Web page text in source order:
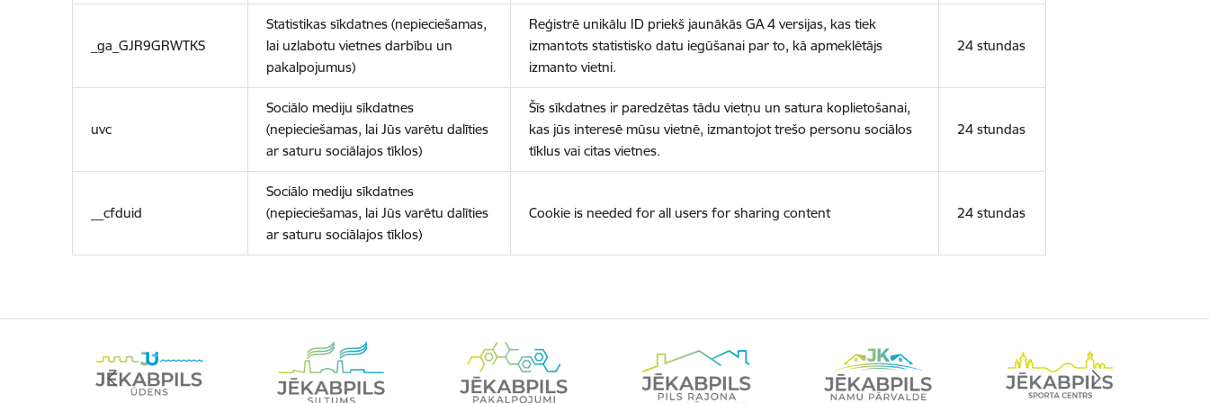
_ga_GJR9GRWTKS
Statistikas sīkdatnes (nepieciešamas,
lai uzlabotu vietnes darbību un
pakalpojumus)
Reģistrē unikālu ID priekš jaunākās GA 4 versijas, kas tiek
izmantots statistisko datu iegūšanai par to, kā apmeklētājs
izmanto vietni.
24 stundas
uvc
Sociālo mediju sīkdatnes
(nepieciešamas, lai Jūs varētu dalīties
ar saturu sociālajos tīklos)
Šīs sīkdatnes ir paredzētas tādu vietņu un satura koplietošanai,
kas jūs interesē mūsu vietnē, izmantojot trešo personu sociālos
tīklus vai citas vietnes.
24 stundas
__cfduid
Sociālo mediju sīkdatnes
(nepieciešamas, lai Jūs varētu dalīties
ar saturu sociālajos tīklos)
Cookie is needed for all users for sharing content 24 stundas